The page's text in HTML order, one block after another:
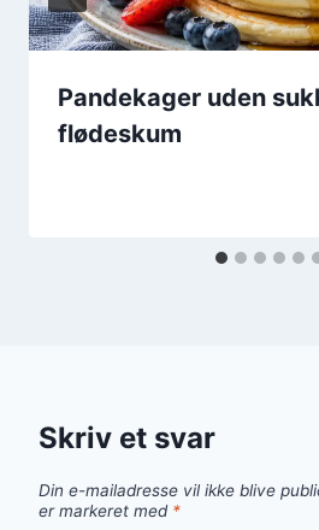
Pandekager uden
flødeskum
Skriv et svar
Din e-mailadresse vil ikke blive
er markeret med *